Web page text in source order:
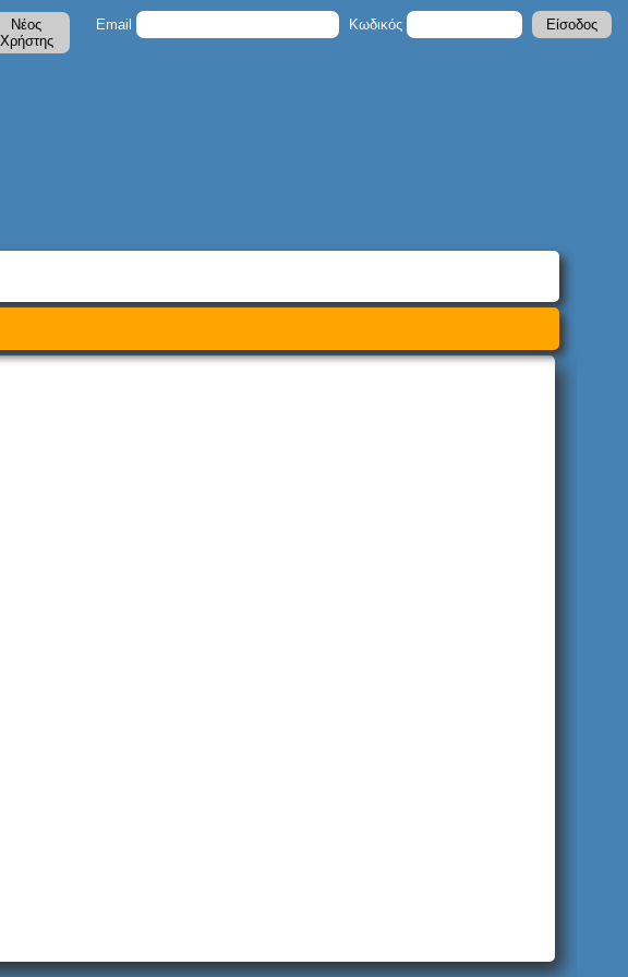
Νέος
Χρήστης
Email Κωδικός